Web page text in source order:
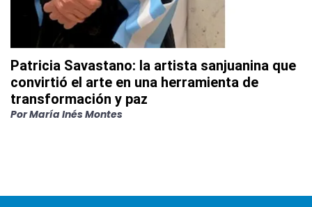
Patricia Savastano: la artista sanjuanina que
convirtió el arte en una herramienta de
transformación y paz
PorMaría Inés Montes